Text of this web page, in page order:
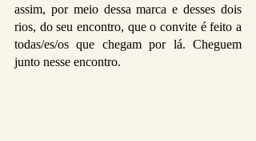
assim, por meio dessa marca e desses dois
rios, do seu encontro, que o convite é feito a
todas/es/os que chegam por lá. Cheguem
junto nesse encontro.